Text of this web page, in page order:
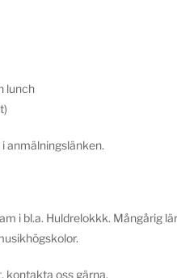
lunch
anmälningslänken.
i bl.a. Huldrelokkk. Mångårig
kontakta oss gärna.